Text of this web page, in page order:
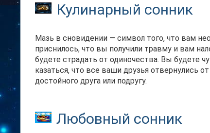
Кулинарный сонник
Мазь в сновидении — символ того, что вам
приснилось, что вы получили травму и вам
будете страдать от одиночества. Вы будете
казаться, что все ваши друзья отвернулись
достойного друга или подругу.
Любовный сонник